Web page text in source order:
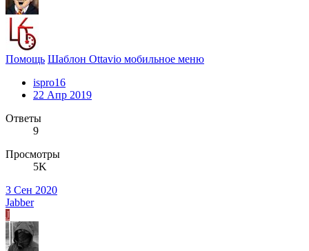
Помощь Шаблон Ottavio мобильное меню
ispro16
22 Апр 2019
Ответы
9
Просмотры
5K
3 Сен 2020
Jabber
J